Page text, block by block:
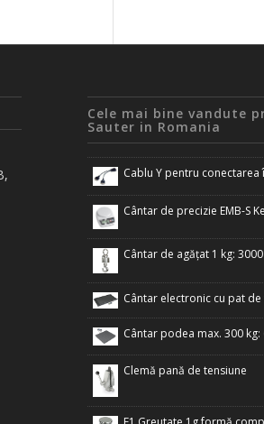
Cele mai bine vandute
Sauter in Romania
Cablu Y pentru conectarea în paralel a două
Cântar de precizie EMB-S
Cântar de agățat 1 kg:
Cântar electronic cu pat de
Cântar podea max. 300 kg:
Clemă pană de tensiune